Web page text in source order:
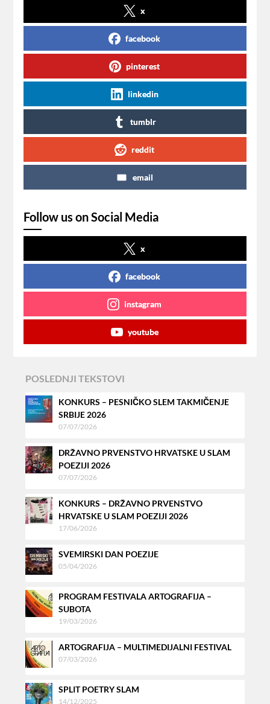
x
facebook
pinterest
linkedin
tumblr
reddit
email
Follow us on Social Media
x
facebook
instagram
youtube
POSLEDNJI TEKSTOVI
KONKURS – PESNIČKO SLEM TAKMIČENJE
SRBIJE 2026
07/07/2026
DRŽAVNO PRVENSTVO HRVATSKE U SLAM
POEZIJI 2026
07/07/2026
KONKURS – DRŽAVNO PRVENSTVO
HRVATSKE U SLAM POEZIJI 2026
17/06/2026
SVEMIRSKI DAN POEZIJE
05/04/2026
PROGRAM FESTIVALA ARTOGRAFIJA –
SUBOTA
19/03/2026
ARTOGRAFIJA – MULTIMEDIJALNI FESTIVAL
07/03/2026
SPLIT POETRY SLAM
14/12/2025